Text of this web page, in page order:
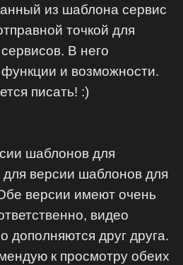
из шаблона сервис
точкой для
В него
и возможности.
писать! :)
шаблонов для
для версии шаблонов для
версии имеют очень
видео
дополняются друг друга.
к просмотру обеих